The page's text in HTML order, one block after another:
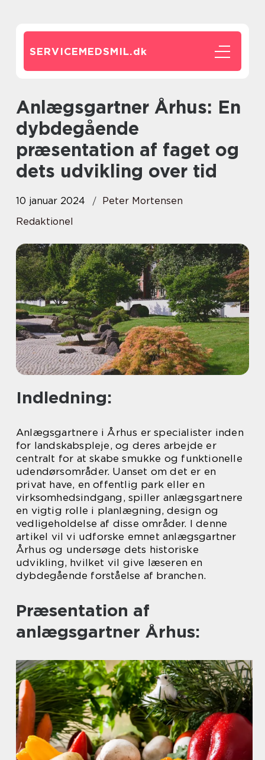
SERVICEMEDSMIL.dk
Anlægsgartner Århus: En
dybdegående
præsentation af faget og
dets udvikling over tid
10 januar 2024
Peter Mortensen
Redaktionel
Indledning:
Anlægsgartnere i Århus er specialister inden
for landskabspleje, og deres arbejde er
centralt for at skabe smukke og funktionelle
udendørsområder. Uanset om det er en
privat have, en offentlig park eller en
virksomhedsindgang, spiller anlægsgartnere
en vigtig rolle i planlægning, design og
vedligeholdelse af disse områder. I denne
artikel vil vi udforske emnet anlægsgartner
Århus og undersøge dets historiske
udvikling, hvilket vil give læseren en
dybdegående forståelse af branchen.
Præsentation af
anlægsgartner Århus: